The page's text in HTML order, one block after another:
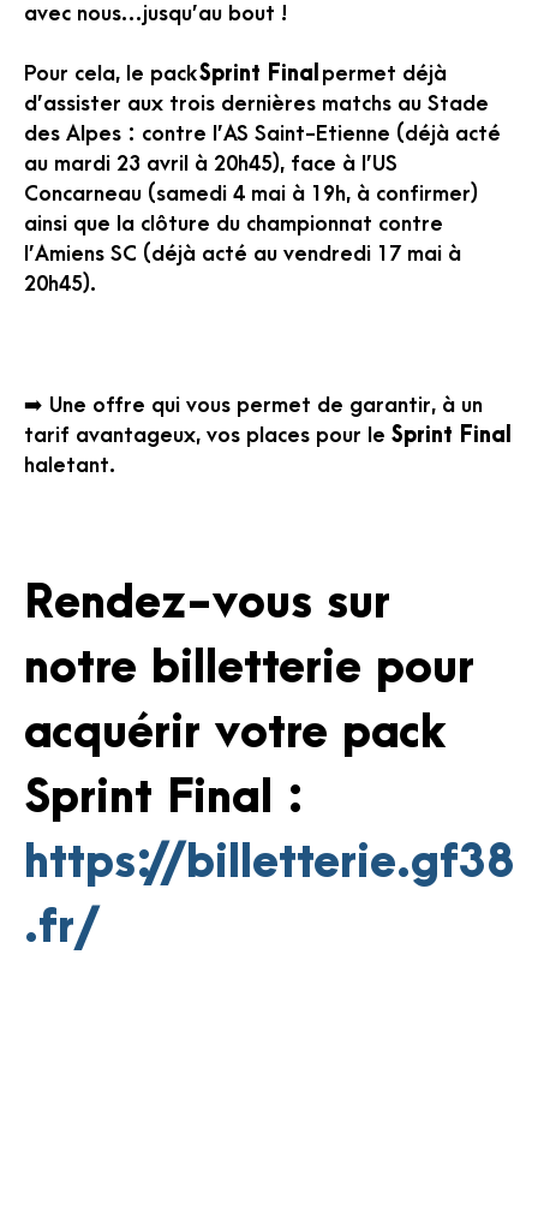
avec nous…jusqu’au bout !
Pour cela, le packSprint Final permet déjà
d’assister aux trois dernières matchs au Stade
des Alpes : contre l’AS Saint-Etienne (déjà acté
au mardi 23 avril à 20h45), face à l’US
Concarneau (samedi 4 mai à 19h, à confirmer)
ainsi que la clôture du championnat contre
l’Amiens SC (déjà acté au vendredi 17 mai à
20h45).
➡️ Une offre qui vous permet de garantir, à un
tarif avantageux, vos places pour le Sprint Final
haletant.
Rendez-vous sur
notre billetterie pour
acquérir votre pack
Sprint Final :
https://billetterie.gf38
.fr/